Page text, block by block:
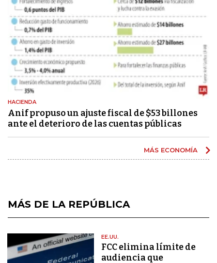
HACIENDA
Anif propuso un ajuste fiscal de $53 billones
ante el deterioro de las cuentas públicas
MÁS ECONOMÍA
MÁS DE LA REPÚBLICA
EE.UU.
FCC elimina límite de
audiencia que